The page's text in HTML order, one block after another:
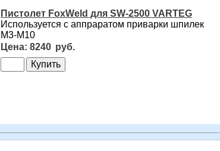
Пистолет FoxWeld для SW-2500 VARTEG
Используется с аппраратом приварки шпилек
М3-М10
8240